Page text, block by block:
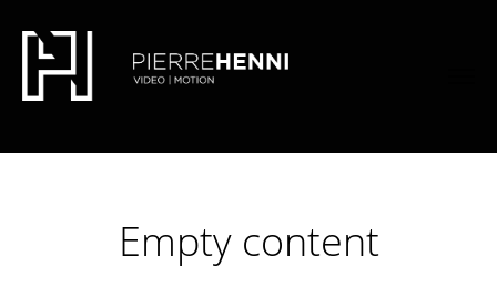
'Lato', sans-serif;
Empty content